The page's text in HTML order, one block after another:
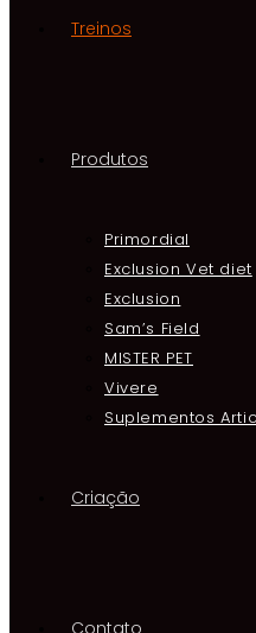
Treinos
Produtos
Primordial
Exclusion Vet diet
Exclusion
Sam’s Field
MISTER PET
Vivere
Suplementos
Criação
Contato